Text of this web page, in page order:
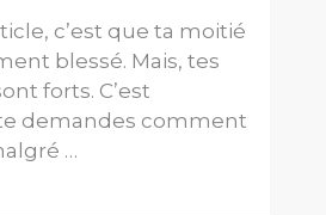
c’est que ta moitié
blessé. Mais, tes
forts. C’est
demandes comment
…